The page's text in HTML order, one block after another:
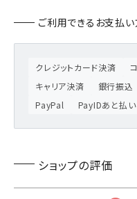
ご利用できるお支払
クレジットカード決済
キャリア決済
銀行振込
PayPal
PayIDあと払い
ショップの評価